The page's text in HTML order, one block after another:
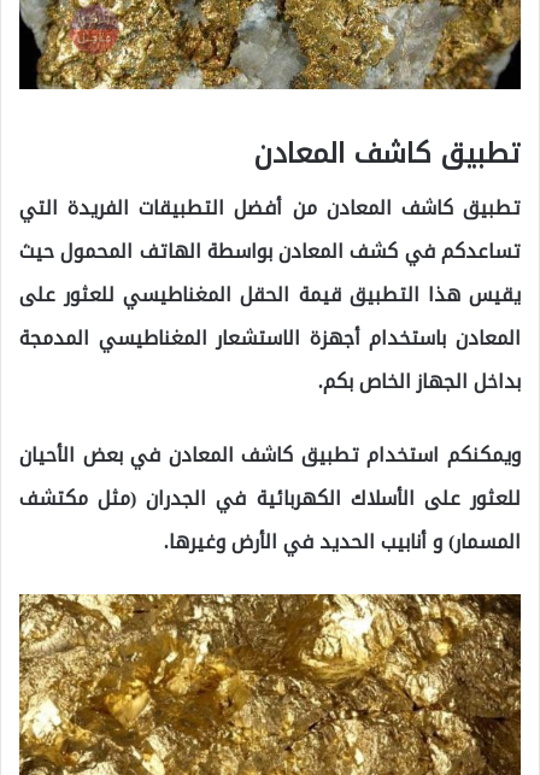
تطبيق كاشف المعادن
تطبيق كاشف المعادن من أفضل التطبيقات الفريدة التي
تساعدكم في كشف المعادن بواسطة الهاتف المحمول حيث
يقيس هذا التطبيق قيمة الحقل المغناطيسي للعثور على
المعادن باستخدام أجهزة الاستشعار المغناطيسي المدمجة
بداخل الجهاز الخاص بكم.
ويمكنكم استخدام تطبيق كاشف المعادن في بعض الأحيان
للعثور على الأسلاك الكهربائية في الجدران (مثل مكتشف
المسمار) و أنابيب الحديد في الأرض وغيرها.